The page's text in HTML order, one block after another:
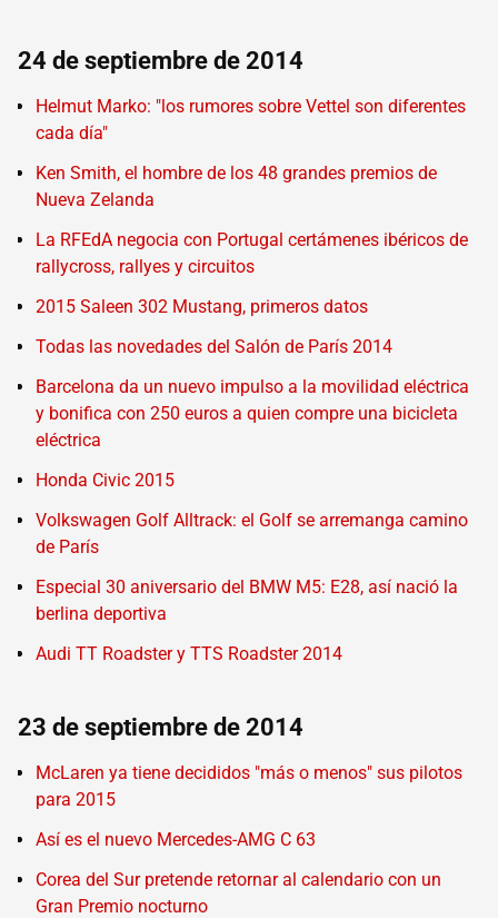
24 de septiembre de 2014
Helmut Marko: "los rumores sobre Vettel son diferentes
cada día"
Ken Smith, el hombre de los 48 grandes premios de
Nueva Zelanda
La RFEdA negocia con Portugal certámenes ibéricos de
rallycross, rallyes y circuitos
2015 Saleen 302 Mustang, primeros datos
Todas las novedades del Salón de París 2014
Barcelona da un nuevo impulso a la movilidad eléctrica
y bonifica con 250 euros a quien compre una bicicleta
eléctrica
Honda Civic 2015
Volkswagen Golf Alltrack: el Golf se arremanga camino
de París
Especial 30 aniversario del BMW M5: E28, así nació la
berlina deportiva
Audi TT Roadster y TTS Roadster 2014
23 de septiembre de 2014
McLaren ya tiene decididos "más o menos" sus pilotos
para 2015
Así es el nuevo Mercedes-AMG C 63
Corea del Sur pretende retornar al calendario con un
Gran Premio nocturno